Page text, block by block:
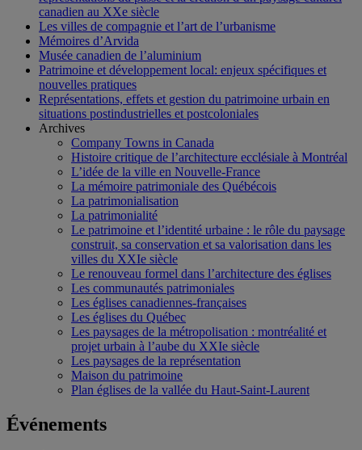
canadien au XXe siècle
Les villes de compagnie et l’art de l’urbanisme
Mémoires d’Arvida
Musée canadien de l’aluminium
Patrimoine et développement local: enjeux spécifiques et
nouvelles pratiques
Représentations, effets et gestion du patrimoine urbain en
situations postindustrielles et postcoloniales
Archives
Company Towns in Canada
Histoire critique de l’architecture ecclésiale à Montréal
L’idée de la ville en Nouvelle-France
La mémoire patrimoniale des Québécois
La patrimonialisation
La patrimonialité
Le patrimoine et l’identité urbaine : le rôle du paysage
construit, sa conservation et sa valorisation dans les
villes du XXIe siècle
Le renouveau formel dans l’architecture des églises
Les communautés patrimoniales
Les églises canadiennes-françaises
Les églises du Québec
Les paysages de la métropolisation : montréalité et
projet urbain à l’aube du XXIe siècle
Les paysages de la représentation
Maison du patrimoine
Plan églises de la vallée du Haut-Saint-Laurent
Événements